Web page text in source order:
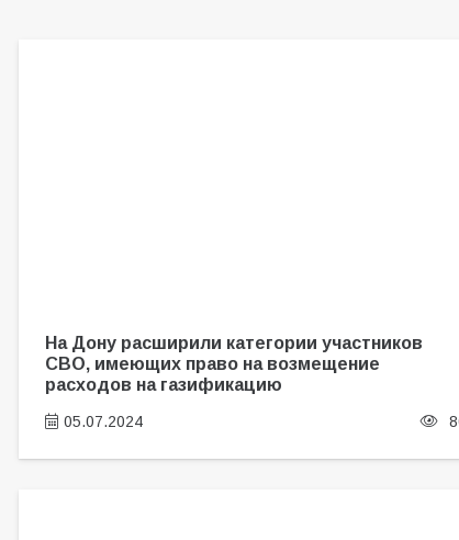
На Дону расширили категории участников
СВО, имеющих право на возмещение
расходов на газификацию
05.07.2024